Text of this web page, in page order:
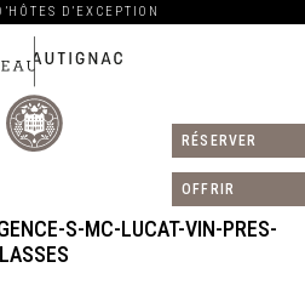
D’EXCEPTION
RÉSERVER
OFFRIR
S-MC-LUCAT-VIN-PRES-
LASSES